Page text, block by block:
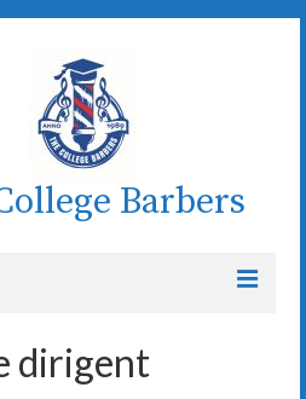
Barbers
dirigent